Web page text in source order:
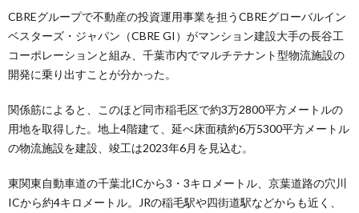
CBREグループで不動産の投資運用事業を担うCBREグローバルイン
ベスターズ・ジャパン（CBRE GI）がマンション建設大手の長谷工
コーポレーションと組み、千葉市内でマルチテナント型物流施設の
開発に乗り出すことが分かった。
関係筋によると、このほど同市稲毛区で約3万2800平方メートルの
用地を取得した。地上4階建て、延べ床面積約6万5300平方メートル
の物流施設を建設、竣工は2023年6月を見込む。
東関東自動車道の千葉北ICから3・3キロメートル、京葉道路の穴川
ICから約4キロメートル。JRの稲毛駅や四街道駅などからも近く、